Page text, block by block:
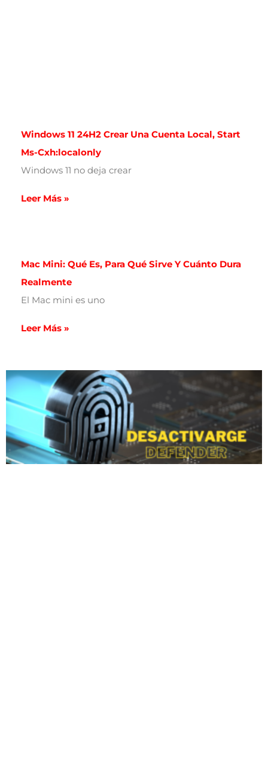
Windows 11 24H2 Crear Una Cuenta Local, Start
Ms-Cxh:localonly
Windows 11 no deja crear
Leer Más »
Mac Mini: Qué Es, Para Qué Sirve Y Cuánto Dura
Realmente
El Mac mini es uno
Leer Más »